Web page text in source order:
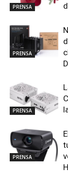
PRENSA
PRENSA
PRENSA
PRENSA